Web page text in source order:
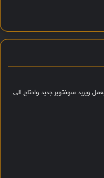
ويريد سوفتوير جديد واحتاج الى